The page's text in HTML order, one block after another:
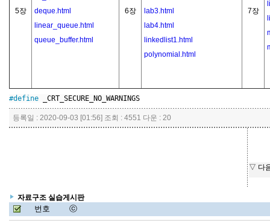
5장
deque.html
linear_queue.html
queue_buffer.html
6장
lab3.html
lab4.html
linkedlist1.html
polynomial.html
7장
#define _CRT_SECURE_NO_WARNINGS
등록일 : 2020-09-03 [01:56] 조회 : 4551 다운 : 20
▽ 다
자료구조 실습게시판
번호 ⓒ